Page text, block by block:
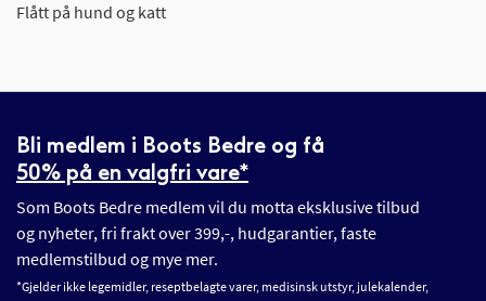
Flått på hund og katt
Bli medlem i Boots Bedre og få
50% på en valgfri vare*
Som Boots Bedre medlem vil du motta eksklusive tilbud
og nyheter, fri frakt over 399,-, hudgarantier, faste
medlemstilbud og mye mer.
*Gjelder ikke legemidler, reseptbelagte varer, medisinsk utstyr, julekalender,